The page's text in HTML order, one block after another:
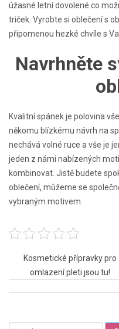
úžasné letní dovolené co
triček . Vyrobte si oblečení s
připomenou hezké chvíle s
Navrhněte
Kvalitní spánek je polovina
někomu blízkému návrh na
nechává volné ruce a vše je
jeden z námi nabízených
kombinovat. Jistě budete
oblečení, můžeme se
vybraným motivem.
Navigace
pro
Kosmetické přípravky pro
omlazení pleti jsou tu!